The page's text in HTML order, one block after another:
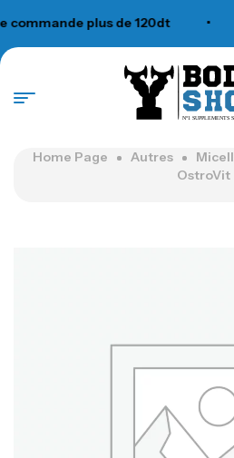
plus de 120dt
N°1 SUPPLEMENTS
Home Page Autres
OstroVit